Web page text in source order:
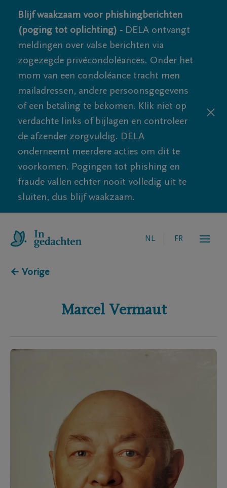
Blijf waakzaam voor phishingberichten
(poging tot oplichting) - DELA ontvangt
meldingen over valse berichten via
zogezegde privécondoléances. Onder het
mom van een condoléance tracht men
mailadressen, andere persoonsgegevens
of een betaling te bekomen. Klik niet op
verdachte links of bijlagen en controleer
de afzender zorgvuldig. DELA
onderneemt meerdere acties om dit te
voorkomen. Pogingen tot phishing en
fraude vallen echter nooit volledig uit te
sluiten, dus blijf waakzaam.
NL FR
← Vorige
Marcel Vermaut